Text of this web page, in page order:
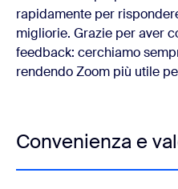
rapidamente per
migliorie. Grazie per aver
feedback: cerchiamo
rendendo Zoom più utile
Convenienza e